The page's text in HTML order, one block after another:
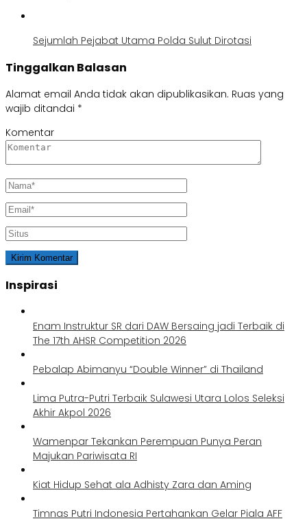
Sejumlah Pejabat Utama Polda Sulut Dirotasi
Tinggalkan Balasan
Alamat email Anda tidak akan dipublikasikan. Ruas yang
wajib ditandai *
Komentar
Inspirasi
Enam Instruktur SR dari DAW Bersaing jadi Terbaik di
The 17th AHSR Competition 2026
Pebalap Abimanyu “Double Winner” di Thailand
Lima Putra-Putri Terbaik Sulawesi Utara Lolos Seleksi
Akhir Akpol 2026
Wamenpar Tekankan Perempuan Punya Peran
Majukan Pariwisata RI
Kiat Hidup Sehat ala Adhisty Zara dan Aming
Timnas Putri Indonesia Pertahankan Gelar Piala AFF